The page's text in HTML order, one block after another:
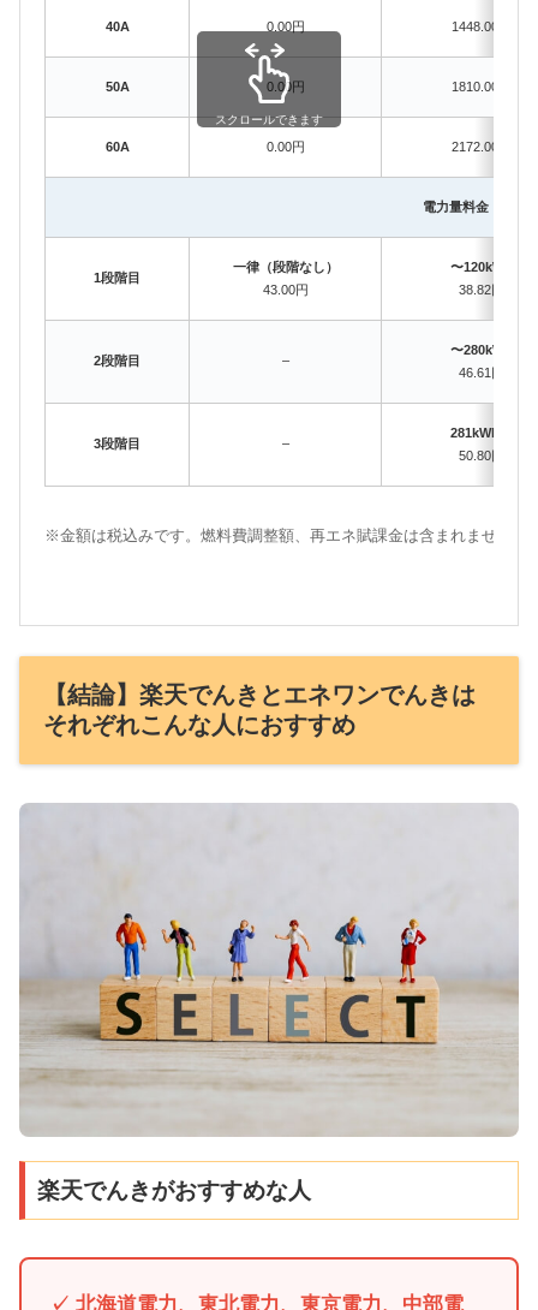
40A 0.00円 1448.00円
50A 0.00円 1810.00円
60A 0.00円 2172.00円
電力量料金（
1段階目
一律（段階なし）
43.00円
〜120kWh
38.82円
2段階目 –
〜280kWh
46.61円
3段階目 –
281kWh〜
50.80円
スクロールできます
※金額は税込みです。燃料費調整額、再エネ賦課金は含まれません。
【結論】楽天でんきとエネワンでんきは
それぞれこんな人におすすめ
楽天でんきがおすすめな人
✓ 北海道電力、東北電力、東京電力、中部電